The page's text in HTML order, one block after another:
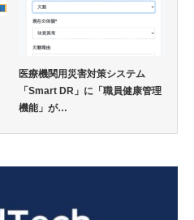
医療機関用災害対策システム
「Smart DR」に「職員健康管理
機能」が…